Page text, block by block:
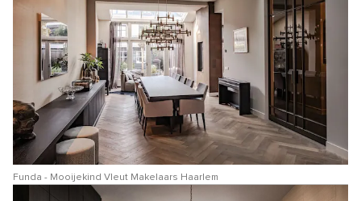
Funda - Mooijekind Vleut Makelaars Haarlem